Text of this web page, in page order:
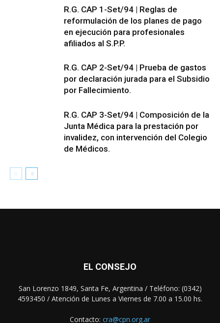
R.G. CAP 1-Set/94 | Reglas de
reformulación de los planes de pago
en ejecución para profesionales
afiliados al S.P.P.
R.G. CAP 2-Set/94 | Prueba de gastos
por declaración jurada para el Subsidio
por Fallecimiento.
R.G. CAP 3-Set/94 | Composición de la
Junta Médica para la prestación por
invalidez, con intervención del Colegio
de Médicos.
EL CONSEJO
San Lorenzo 1849, Santa Fe, Argentina / Teléfono: (0342)
4593450 / Atención de Lunes a Viernes de 7.00 a 15.00 hs.
Contacto: cra@cpn.org.ar